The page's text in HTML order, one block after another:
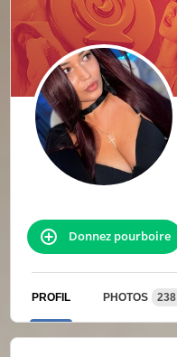
Donnez pourboire
PROFIL PHOTOS 238